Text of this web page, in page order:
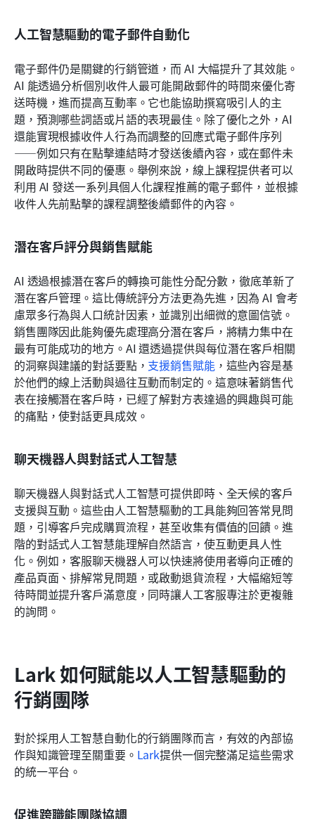
人工智慧驅動的電子郵件自動化
電子郵件仍是關鍵的行銷管道，而 AI 大幅提升了其效能。
AI 能透過分析個別收件人最可能開啟郵件的時間來優化寄
送時機，進而提高互動率。它也能協助撰寫吸引人的主
題，預測哪些詞語或片語的表現最佳。除了優化之外，AI
還能實現根據收件人行為而調整的回應式電子郵件序列
——例如只有在點擊連結時才發送後續內容，或在郵件未
開啟時提供不同的優惠。舉例來說，線上課程提供者可以
利用 AI 發送一系列具個人化課程推薦的電子郵件，並根據
收件人先前點擊的課程調整後續郵件的內容。
潛在客戶評分與銷售賦能
AI 透過根據潛在客戶的轉換可能性分配分數，徹底革新了
潛在客戶管理。這比傳統評分方法更為先進，因為 AI 會考
慮眾多行為與人口統計因素，並識別出細微的意圖信號。
銷售團隊因此能夠優先處理高分潛在客戶，將精力集中在
最有可能成功的地方。AI 還透過提供與每位潛在客戶相關
的洞察與建議的對話要點， 支援銷售賦能 ，這些內容是基
於他們的線上活動與過往互動而制定的。這意味著銷售代
表在接觸潛在客戶時，已經了解對方表達過的興趣與可能
的痛點，使對話更具成效。
聊天機器人與對話式人工智慧
聊天機器人與對話式人工智慧可提供即時、全天候的客戶
支援與互動。這些由人工智慧驅動的工具能夠回答常見問
題，引導客戶完成購買流程，甚至收集有價值的回饋。進
階的對話式人工智慧能理解自然語言，使互動更具人性
化。例如，客服聊天機器人可以快速將使用者導向正確的
產品頁面、排解常見問題，或啟動退貨流程，大幅縮短等
待時間並提升客戶滿意度，同時讓人工客服專注於更複雜
的詢問。
Lark 如何賦能以人工智慧驅動的
行銷團隊
對於採用人工智慧自動化的行銷團隊而言，有效的內部協
作與知識管理至關重要。 Lark提供一個完整滿足這些需求
的統一平台。
促進跨職能團隊協調